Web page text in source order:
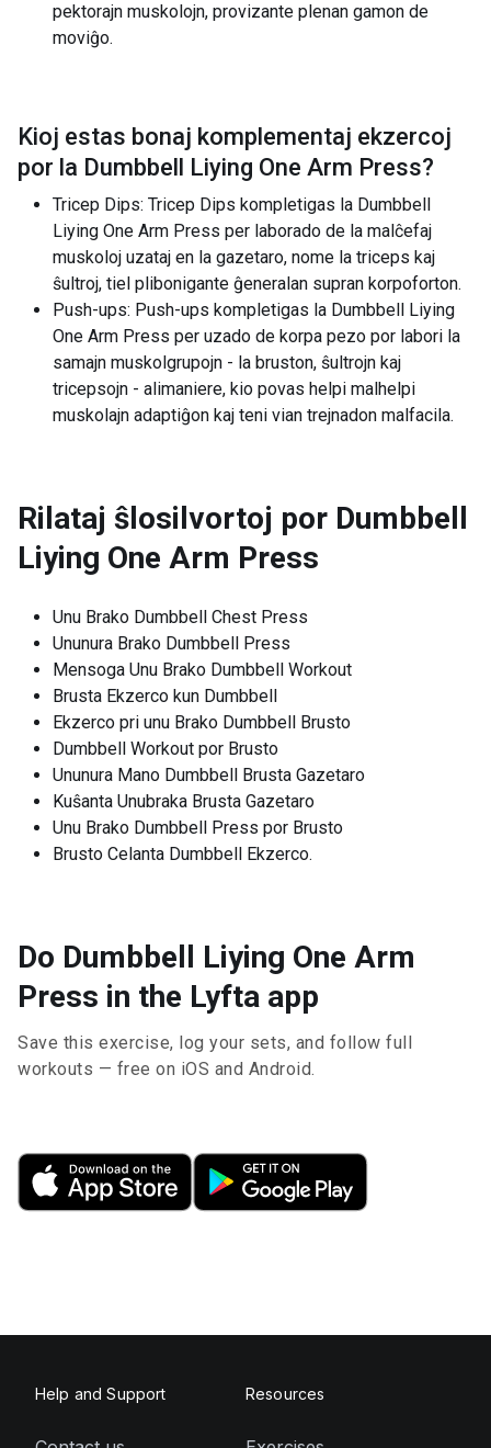
pektorajn muskolojn, provizante plenan gamon de
moviĝo.
Kioj estas bonaj komplementaj ekzercoj
por la Dumbbell Liying One Arm Press?
Tricep Dips: Tricep Dips kompletigas la Dumbbell
Liying One Arm Press per laborado de la malĉefaj
muskoloj uzataj en la gazetaro, nome la triceps kaj
ŝultroj, tiel plibonigante ĝeneralan supran korpoforton.
Push-ups: Push-ups kompletigas la Dumbbell Liying
One Arm Press per uzado de korpa pezo por labori la
samajn muskolgrupojn - la bruston, ŝultrojn kaj
tricepsojn - alimaniere, kio povas helpi malhelpi
muskolajn adaptiĝon kaj teni vian trejnadon malfacila.
Rilataj ŝlosilvortoj por Dumbbell
Liying One Arm Press
Unu Brako Dumbbell Chest Press
Ununura Brako Dumbbell Press
Mensoga Unu Brako Dumbbell Workout
Brusta Ekzerco kun Dumbbell
Ekzerco pri unu Brako Dumbbell Brusto
Dumbbell Workout por Brusto
Ununura Mano Dumbbell Brusta Gazetaro
Kuŝanta Unubraka Brusta Gazetaro
Unu Brako Dumbbell Press por Brusto
Brusto Celanta Dumbbell Ekzerco.
Do Dumbbell Liying One Arm
Press in the Lyfta app
Save this exercise, log your sets, and follow full
workouts — free on iOS and Android.
Help and Support Resources